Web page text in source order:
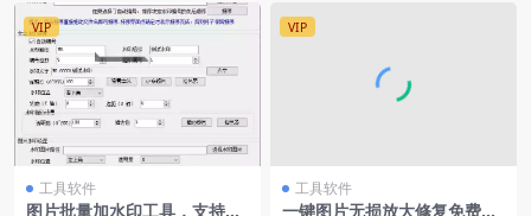
VIP
工具软件
图片批量加水印工具，支持文
VIP
工具软件
一键图片无损放大修复免费Ai